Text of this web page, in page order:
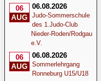
06
AUG
06.08.2026
Judo-Sommerschule
des 1.Judo-Club
Nieder-Roden/Rodgau
e.V.
06
AUG
06.08.2026
Sommerlehrgang
Ronneburg U15/U18